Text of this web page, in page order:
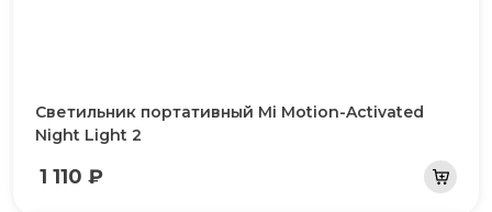
Светильник портативный Mi Motion-Activated
Night Light 2
1 110 ₽